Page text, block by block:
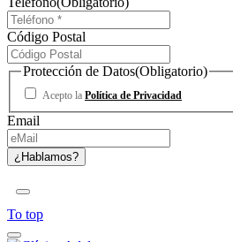
Código Postal
Protección de Datos(Obligatorio)
Acepto la Política de Privacidad
Email
To top